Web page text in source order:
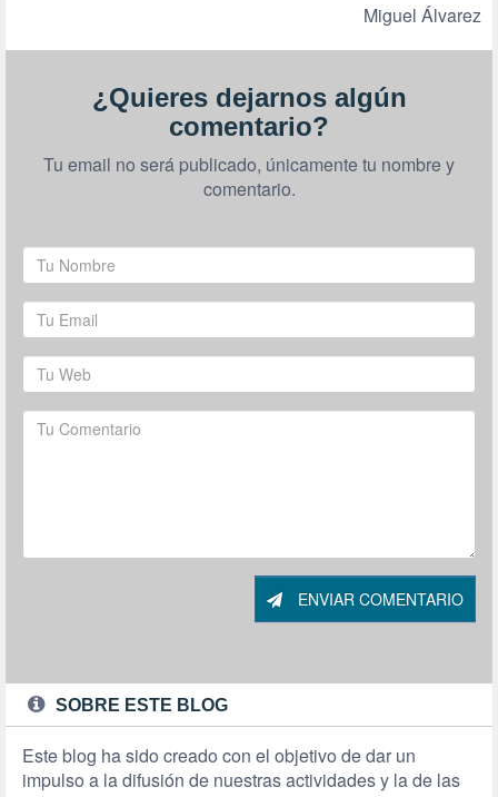
Miguel Álvarez
¿Quieres dejarnos algún
comentario?
Tu email no será publicado, únicamente tu nombre y
comentario.
ENVIAR COMENTARIO
SOBRE ESTE BLOG
Este blog ha sido creado con el objetivo de dar un
impulso a la difusión de nuestras actividades y la de las